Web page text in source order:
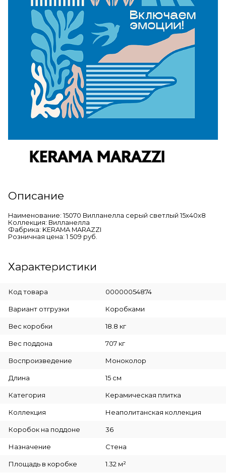
Описание
Наименование: 15070 Вилланелла серый светлый 15х40х8
Коллекция: Вилланелла
Фабрика: KERAMA MARAZZI
Розничная цена: 1 509 руб.
Характеристики
Код товара 00000054874
Вариант отгрузки Коробками
Вес коробки 18.8 кг
Вес поддона 707 кг
Воспроизведение Моноколор
Длина 15 см
Категория Керамическая плитка
Коллекция Неаполитанская коллекция
Коробок на поддоне 36
Назначение Стена
Площадь в коробке 1.32 м²